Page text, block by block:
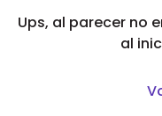
Ups, al parecer no
al